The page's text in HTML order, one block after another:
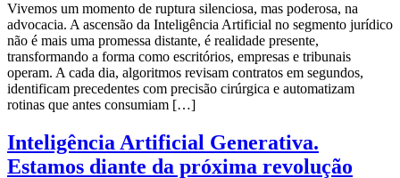
Vivemos um momento de ruptura silenciosa, mas poderosa, na
advocacia. A ascensão da Inteligência Artificial no segmento jurídico
não é mais uma promessa distante, é realidade presente,
transformando a forma como escritórios, empresas e tribunais
operam. A cada dia, algoritmos revisam contratos em segundos,
identificam precedentes com precisão cirúrgica e automatizam
rotinas que antes consumiam […]
Inteligência Artificial Generativa.
Estamos diante da próxima revolução